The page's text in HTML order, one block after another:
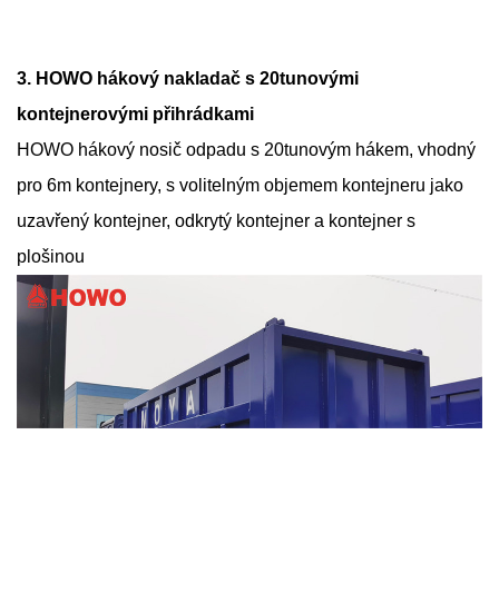
3. HOWO hákový nakladač s 20tunovými
kontejnerovými přihrádkami
HOWO hákový nosič odpadu s 20tunovým hákem, vhodný
pro 6m kontejnery, s volitelným objemem kontejneru jako
uzavřený kontejner, odkrytý kontejner a kontejner s
plošinou